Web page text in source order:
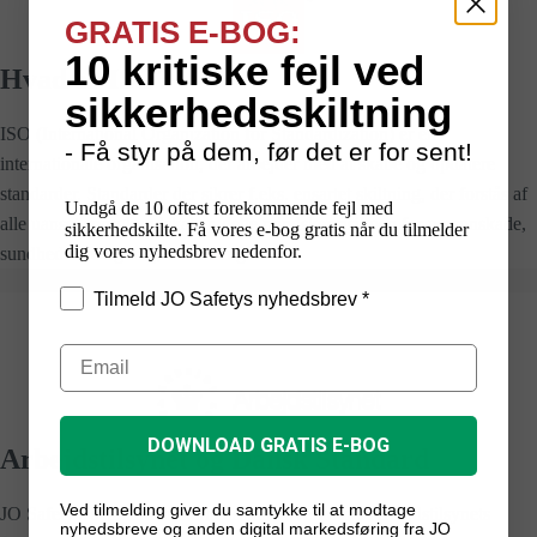
Hvad er ISO?
ISO (International Organization for Standardization) er en
internationale organisation, der arbejder med at skabe og opdatere
standarder. Standarder der sikrer f.eks. ensartet skiltning, der forstås af
alle uanset sprogkundskaber, dette mindsker risikoen for personskade,
sundhedsfare og miljøforurening.
Arbejdstilsynet og Dansk Standard
JO Safety’s standardsikkerhedsskilteoverholder Arbejdstilsynets
GRATIS E-BOG:
10 kritiske fejl ved
sikkerhedsskiltning
- Få styr på dem, før det er for sent!
Undgå de 10 oftest forekommende fejl med
sikkerhedskilte. Få vores e-bog gratis når du tilmelder
dig vores nyhedsbrev nedenfor.
Tilmeld JO Safetys nyhedsbrev *
DOWNLOAD GRATIS E-BOG
Ved tilmelding giver du samtykke til at modtage
nyhedsbreve og anden digital markedsføring fra JO